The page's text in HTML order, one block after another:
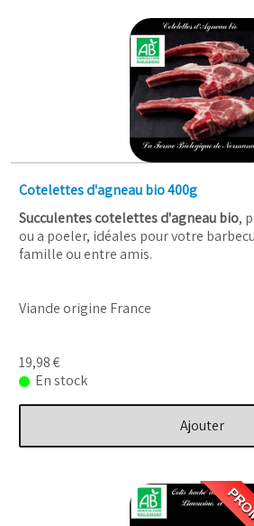
Cotelettes d'agneau bio 400g
Succulentes cotelettes d'agneau bio,
ou a poeler, idéales pour votre
famille ou entre amis.
Viande origine France
19,98 €
En stock
Ajouter